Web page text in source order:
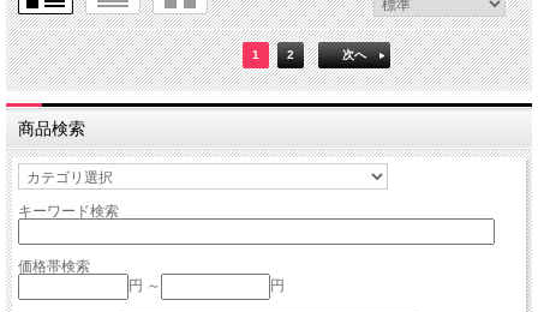
1 2 次へ
商品検索
キーワード検索
価格帯検索
円 ～
円